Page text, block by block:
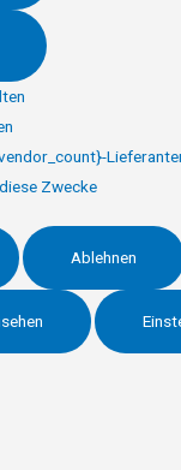
Zwecke
Ablehnen